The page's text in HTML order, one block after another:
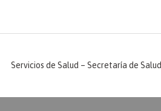
Servicios de Salud – Secretaría de Salud